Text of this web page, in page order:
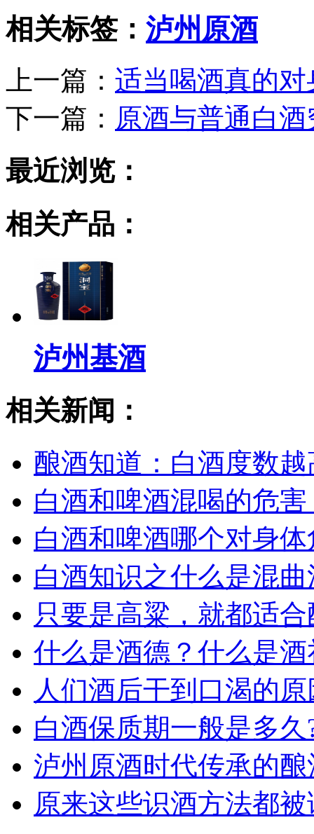
相关标签： 泸州原酒
上一篇： 适当喝酒真的
下一篇： 原酒与普通白
最近浏览：
相关产品：
泸州基酒
相关新闻：
酿酒知道：白酒度数
白酒和啤酒混喝的危害
白酒和啤酒哪个对身
白酒知识之什么是混
只要是高粱，就都适
什么是酒德？什么是酒
人们酒后干到口渴的原
白酒保质期一般是多
泸州原酒时代传承的
原来这些识酒方法都